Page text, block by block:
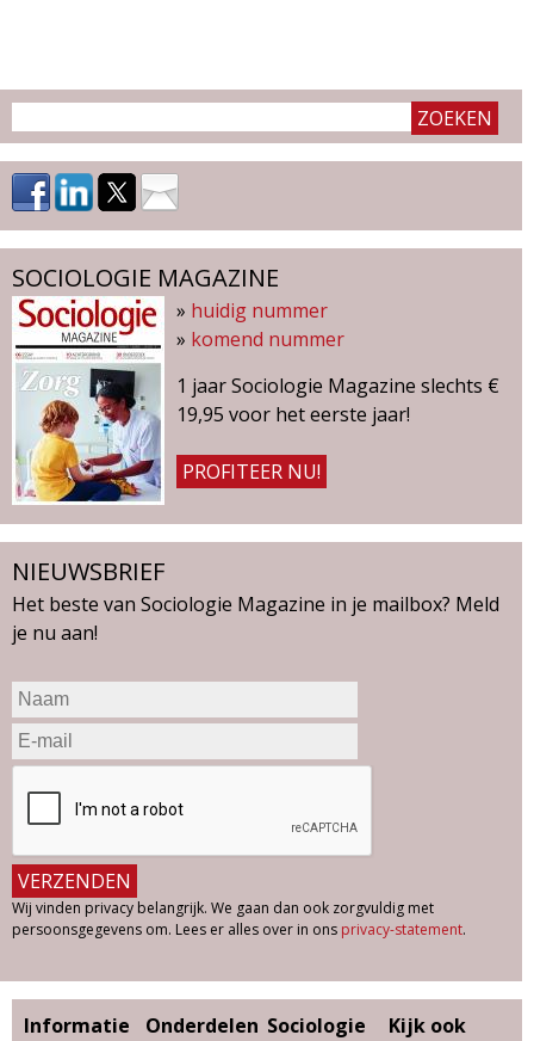
S
o
c
i
o
l
o
g
i
e
M
a
g
a
z
i
n
e
n
e
r
v
n
2
0
1
SOCIOLOGIE MAGAZINE
» huidig nummer
» komend nummer
1 jaar Sociologie Magazine slechts €
19,95 voor het eerste jaar!
PROFITEER NU!
NIEUWSBRIEF
Het beste van Sociologie Magazine in je mailbox? Meld
je nu aan!
Wij vinden privacy belangrijk. We gaan dan ook zorgvuldig met
persoonsgegevens om. Lees er alles over in ons privacy-statement.
Informatie
Onderdelen Sociologie
Kijk ook